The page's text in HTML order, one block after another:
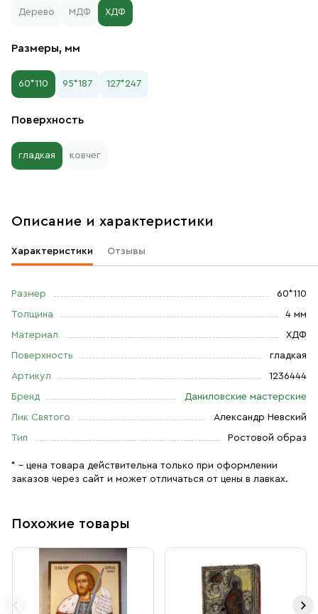
Дерево МДФ ХДФ
Размеры, мм
60*110 95*187 127*247
Поверхность
гладкая ковчег
Описание и характеристики
Характеристики Отзывы
Размер 60*110
Толщина 4 мм
Материал ХДФ
Поверхность гладкая
Артикул 1236444
Бренд Даниловские мастерские
Лик Святого Александр Невский
Тип Ростовой образ
* – цена товара действительна только при оформлении
заказов через сайт и может отличаться от цены в лавках.
Похожие товары